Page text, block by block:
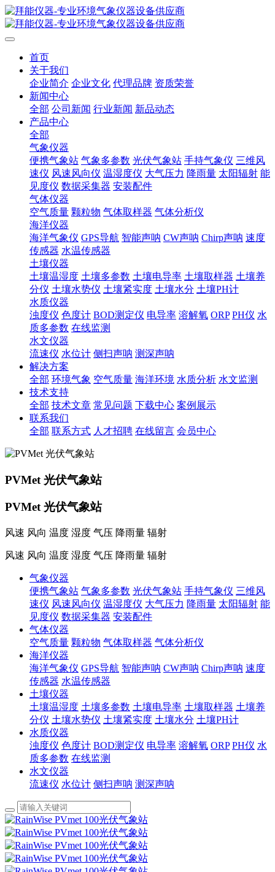
首页
关于我们
企业简介 企业文化 代理品牌 资质荣誉
新闻中心
全部 公司新闻 行业新闻 新品动态
产品中心
全部
气象仪器
便携气象站 气象多参数 光伏气象站 手持气象仪 三维风
速仪 风速风向仪 温湿度仪 大气压力 降雨量 太阳辐射 能
见度仪 数据采集器 安装配件
气体仪器
空气质量 颗粒物 气体取样器 气体分析仪
海洋仪器
海洋气象仪 GPS导航 智能声呐 CW声呐 Chirp声呐 速度
传感器 水温传感器
土壤仪器
土壤温湿度 土壤多参数 土壤电导率 土壤取样器 土壤养
分仪 土壤水势仪 土壤紧实度 土壤水分 土壤PH计
水质仪器
浊度仪 色度计 BOD测定仪 电导率 溶解氧 ORP PH仪 水
质多参数 在线监测
水文仪器
流速仪 水位计 侧扫声呐 测深声呐
解决方案
全部 环境气象 空气质量 海洋环境 水质分析 水文监测
技术支持
全部 技术文章 常见问题 下载中心 案例展示
联系我们
全部 联系方式 人才招聘 在线留言 会员中心
PVMet 光伏气象站
PVMet 光伏气象站
风速 风向 温度 湿度 气压 降雨量 辐射
风速 风向 温度 湿度 气压 降雨量 辐射
气象仪器
便携气象站 气象多参数 光伏气象站 手持气象仪 三维风
速仪 风速风向仪 温湿度仪 大气压力 降雨量 太阳辐射 能
见度仪 数据采集器 安装配件
气体仪器
空气质量 颗粒物 气体取样器 气体分析仪
海洋仪器
海洋气象仪 GPS导航 智能声呐 CW声呐 Chirp声呐 速度
传感器 水温传感器
土壤仪器
土壤温湿度 土壤多参数 土壤电导率 土壤取样器 土壤养
分仪 土壤水势仪 土壤紧实度 土壤水分 土壤PH计
水质仪器
浊度仪 色度计 BOD测定仪 电导率 溶解氧 ORP PH仪 水
质多参数 在线监测
水文仪器
流速仪 水位计 侧扫声呐 测深声呐